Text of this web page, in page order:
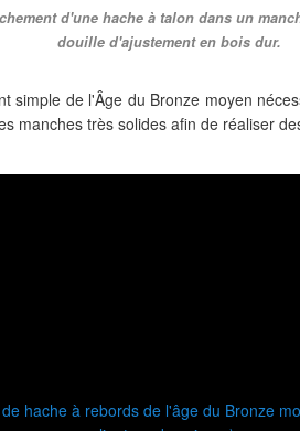
d'une hache à talon dans un
douille d'ajustement en bois dur.
simple de l'Âge du Bronze moyen
manches très solides afin de réaliser